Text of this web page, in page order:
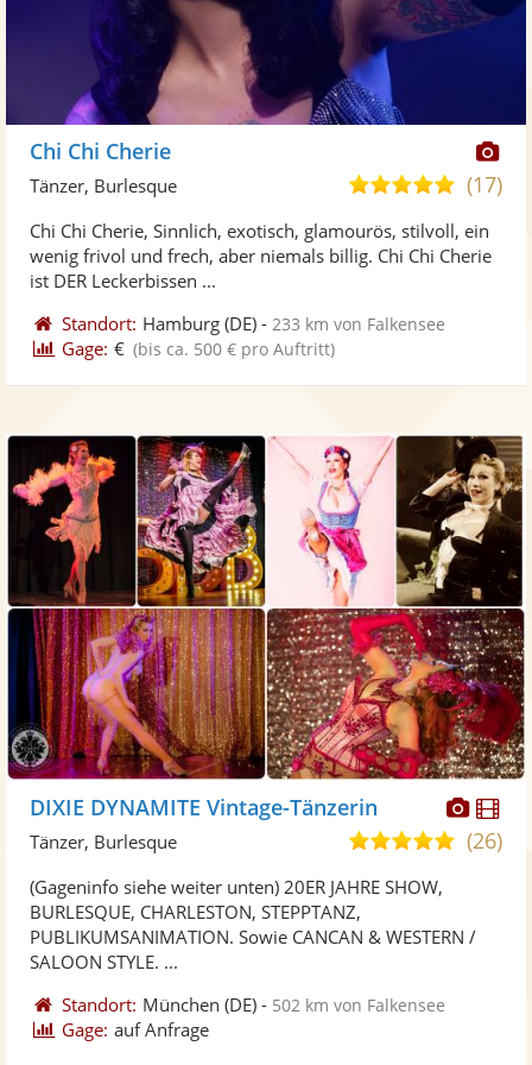
Chi Chi Cherie
4,8
5
(17)
Tänzer, Burlesque
Chi Chi Cherie, Sinnlich, exotisch, glamourös, stilvoll, ein
wenig frivol und frech, aber niemals billig. Chi Chi Cherie
ist DER Leckerbissen ...
Standort: Hamburg (DE) - 233 km von Falkensee
Gage: € (bis ca. 500 € pro Auftritt)
DIXIE DYNAMITE Vintage-Tänzerin
5,0
Sternen
(26)
Tänzer, Burlesque
(Gageninfo siehe weiter unten) 20ER JAHRE SHOW,
BURLESQUE, CHARLESTON, STEPPTANZ,
PUBLIKUMSANIMATION. Sowie CANCAN & WESTERN /
SALOON STYLE. ...
Standort: München (DE) - 502 km von Falkensee
Gage: auf Anfrage